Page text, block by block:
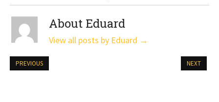
About Eduard
View all posts by Eduard →
PREVIOUS NEXT